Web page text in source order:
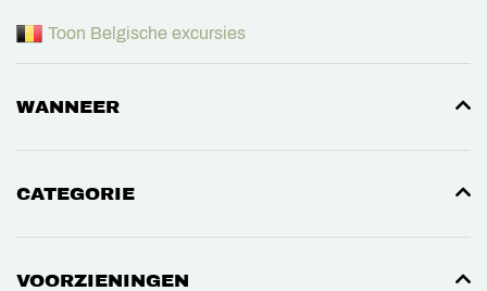
Toon Belgische excursies
WANNEER
CATEGORIE
VOORZIENINGEN